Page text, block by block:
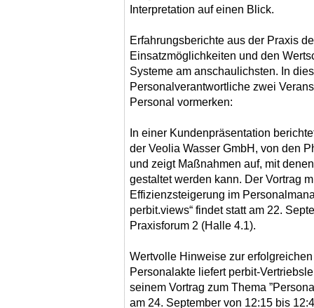
Interpretation auf einen Blick.
Erfahrungsberichte aus der Praxis
Einsatzmöglichkeiten und den
Systeme am anschaulichsten. In
Personalverantwortliche zwei
Personal vormerken:
In einer Kundenpräsentation
der Veolia Wasser GmbH, von den
und zeigt Maßnahmen auf, mit
gestaltet werden kann. Der Vortrag
Effizienzsteigerung im
perbit.views“ findet statt am 22.
Praxisforum 2 (Halle 4.1).
Wertvolle Hinweise zur
Personalakte liefert perbit-
seinem Vortrag zum Thema
am 24. September von 12:15 bis